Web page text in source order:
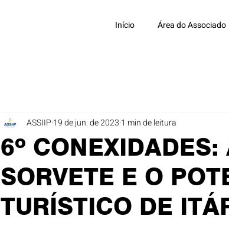
Início Área do Associado
6º CONEXIDADES:
SORVETE E O
TURÍSTICO DE
ASSIIP 19 de jun. de 2023 1 min de leitura